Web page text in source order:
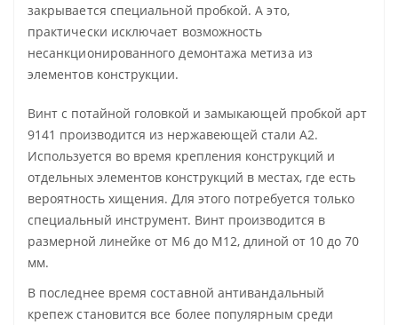
закрывается специальной пробкой. А это,
практически исключает возможность
несанкционированного демонтажа метиза из
элементов конструкции.
Винт с потайной головкой и замыкающей пробкой арт
9141 производится из нержавеющей стали А2.
Используется во время крепления конструкций и
отдельных элементов конструкций в местах, где есть
вероятность хищения. Для этого потребуется только
специальный инструмент. Винт производится в
размерной линейке от М6 до М12, длиной от 10 до 70
мм.
В последнее время составной антивандальный
крепеж становится все более популярным среди